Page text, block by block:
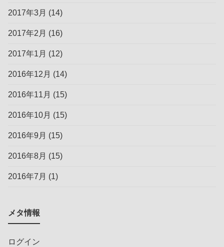
2017年3月 (14)
2017年2月 (16)
2017年1月 (12)
2016年12月 (14)
2016年11月 (15)
2016年10月 (15)
2016年9月 (15)
2016年8月 (15)
2016年7月 (1)
メタ情報
ログイン